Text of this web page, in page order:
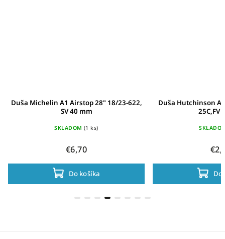
Duša Michelin A1 Airstop 28" 18/23-622,
SV 40 mm
SKLADOM (1 ks)
€6,70
Do košíka
Duša Hutchinson
25C,FV
Do